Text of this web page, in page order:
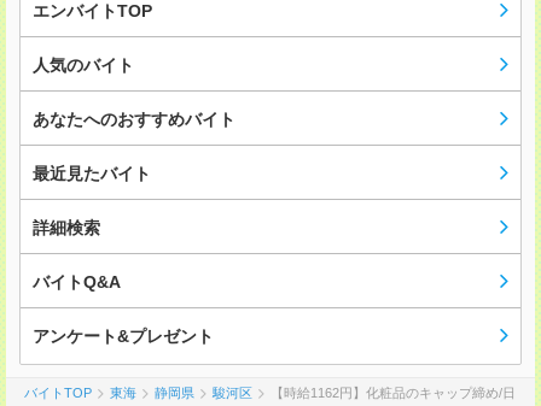
エンバイトTOP
人気のバイト
あなたへのおすすめバイト
最近見たバイト
詳細検索
バイトQ&A
アンケート&プレゼント
バイトTOP 東海 静岡県 駿河区 【時給1162円】化粧品のキャップ締め/日